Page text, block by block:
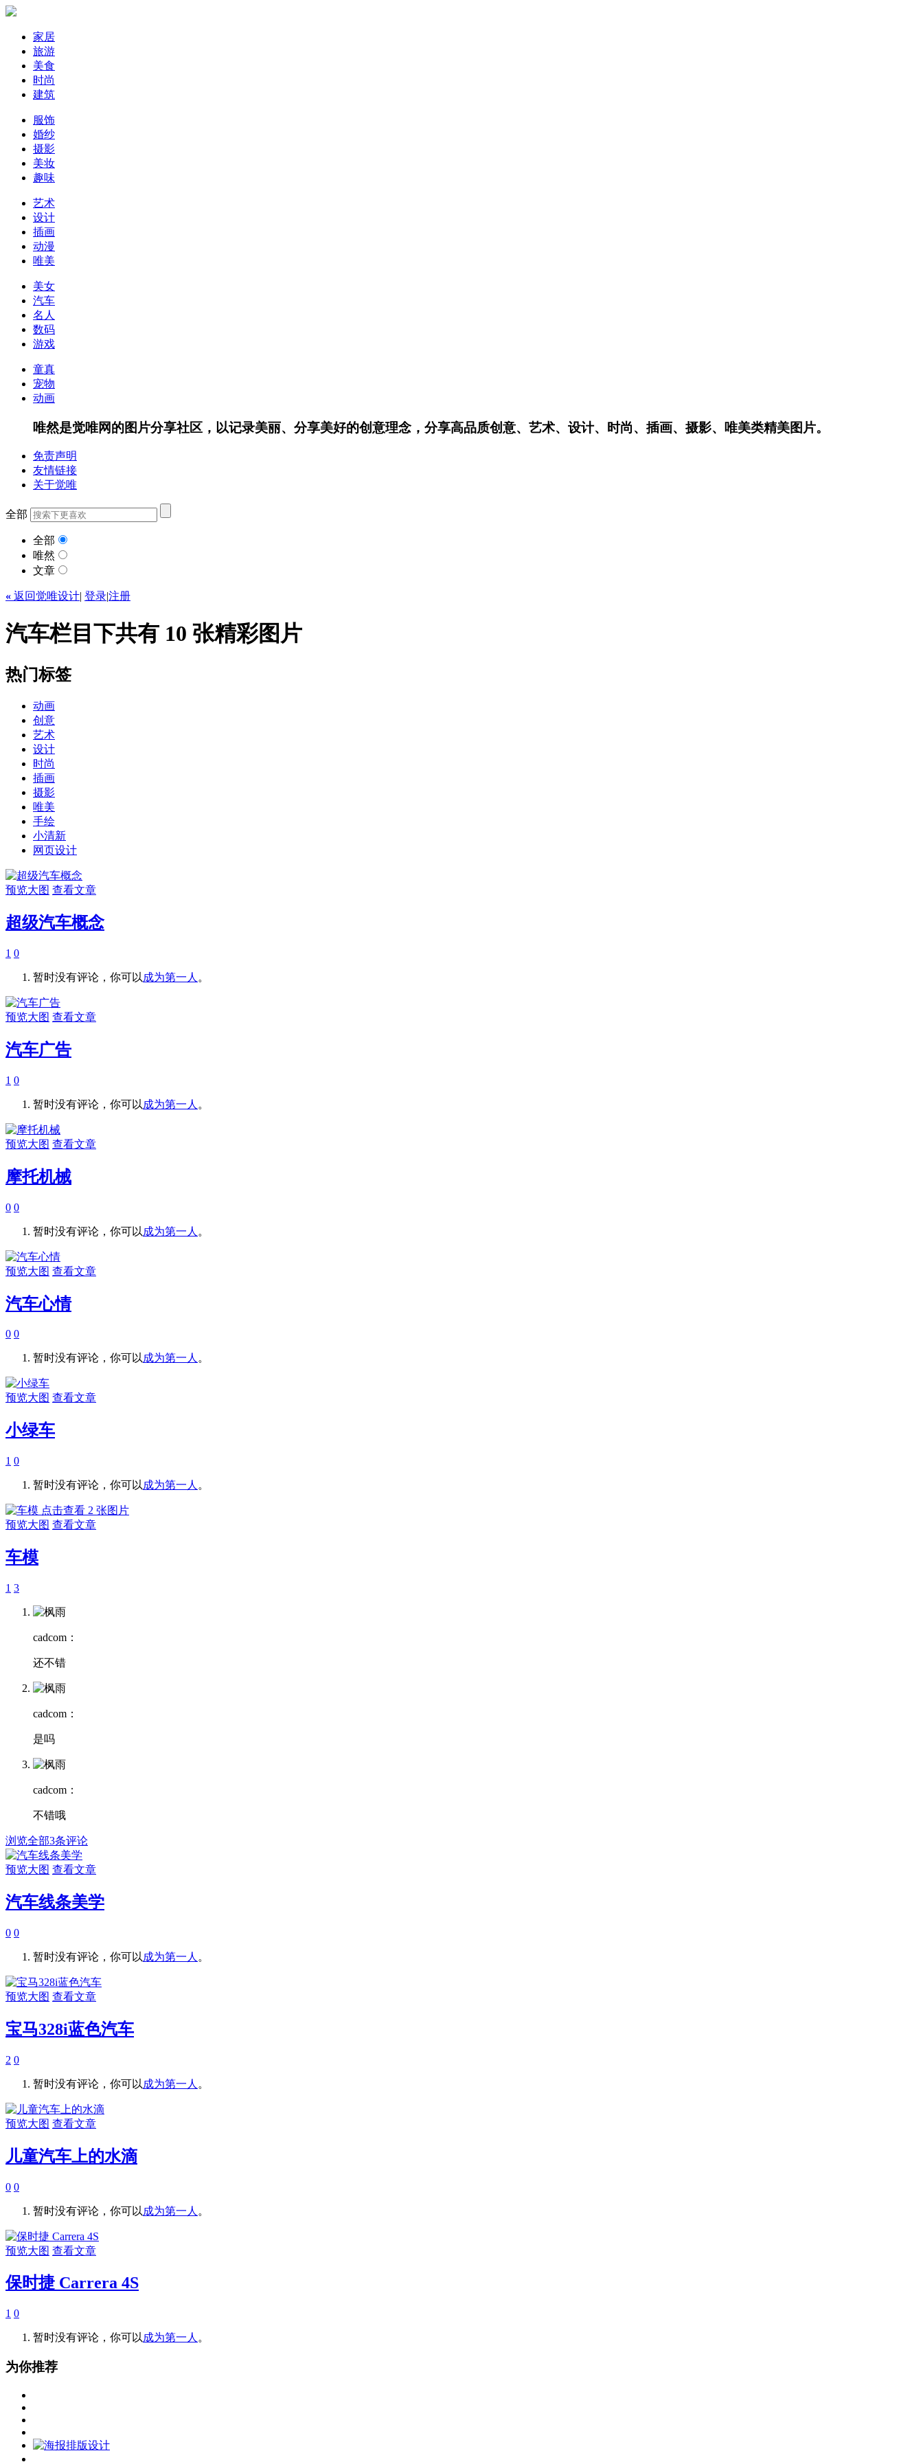
家居
旅游
美食
时尚
建筑
服饰
婚纱
摄影
美妆
趣味
艺术
设计
插画
动漫
唯美
美女
汽车
名人
数码
游戏
童真
宠物
动画
唯然是觉唯网的图片分享社区，以记录美丽、分享美好的创意理念，分享高品质创意、艺术、设计、时尚、插画、摄影、唯美类精美图片。
免责声明
友情链接
关于觉唯
全部
全部
唯然
文章
« 返回觉唯设计| 登录|注册
汽车栏目下共有 10 张精彩图片
热门标签
动画
创意
艺术
设计
时尚
插画
摄影
唯美
手绘
小清新
网页设计
预览大图 查看文章
超级汽车概念
1 0
暂时没有评论，你可以 成为第一人 。
预览大图 查看文章
汽车广告
1 0
暂时没有评论，你可以 成为第一人 。
预览大图 查看文章
摩托机械
0 0
暂时没有评论，你可以 成为第一人 。
预览大图 查看文章
汽车心情
0 0
暂时没有评论，你可以成为第一人。
预览大图 查看文章
小绿车
1 0
暂时没有评论，你可以 成为第一人 。
点击查看 2 张图片
预览大图 查看文章
车模
1 3
cadcom：
还不错
cadcom：
是吗
cadcom：
不错哦
浏览全部3条评论
预览大图 查看文章
汽车线条美学
0 0
暂时没有评论，你可以 成为第一人 。
预览大图 查看文章
宝马328i蓝色汽车
2 0
暂时没有评论，你可以 成为第一人 。
预览大图 查看文章
儿童汽车上的水滴
0 0
暂时没有评论，你可以 成为第一人 。
预览大图 查看文章
保时捷 Carrera 4S
1 0
暂时没有评论，你可以 成为第一人 。
为你推荐